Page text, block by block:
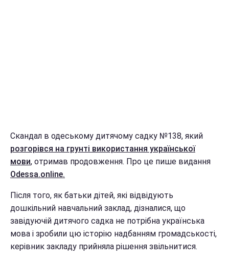
Скандал в одеському дитячому садку №138, який
розгорівся на грунті використання української
мови, отримав продовження. Про це пише видання
Odessa.online.
Після того, як батьки дітей, які відвідують
дошкільний навчальний заклад, дізналися, що
завідуючій дитячого садка не потрібна українська
мова і зробили цю історію надбанням громадськості,
керівник закладу прийняла рішення звільнитися.